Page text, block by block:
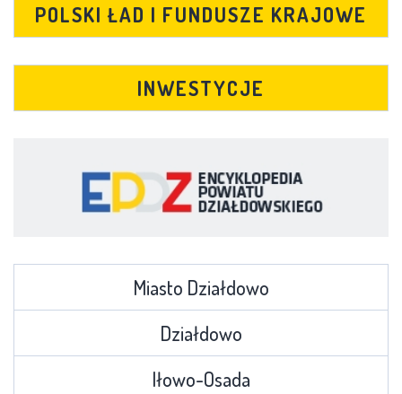
POLSKI ŁAD I FUNDUSZE KRAJOWE
INWESTYCJE
Miasto Działdowo
Działdowo
Iłowo-Osada